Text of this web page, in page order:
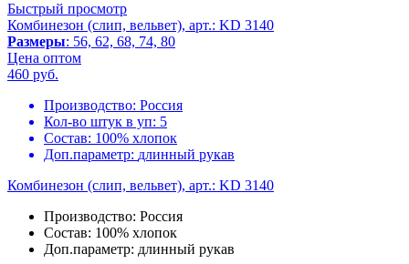
Быстрый просмотр
Комбинезон (слип, вельвет), арт.: KD 3140
Размеры: 56, 62, 68, 74, 80
Цена оптом
460 руб.
Производство: Россия
Кол-во штук в уп: 5
Состав: 100% хлопок
Доп.параметр: длинный рукав
Комбинезон (слип, вельвет), арт.: KD 3140
Производство: Россия
Состав: 100% хлопок
Доп.параметр: длинный рукав